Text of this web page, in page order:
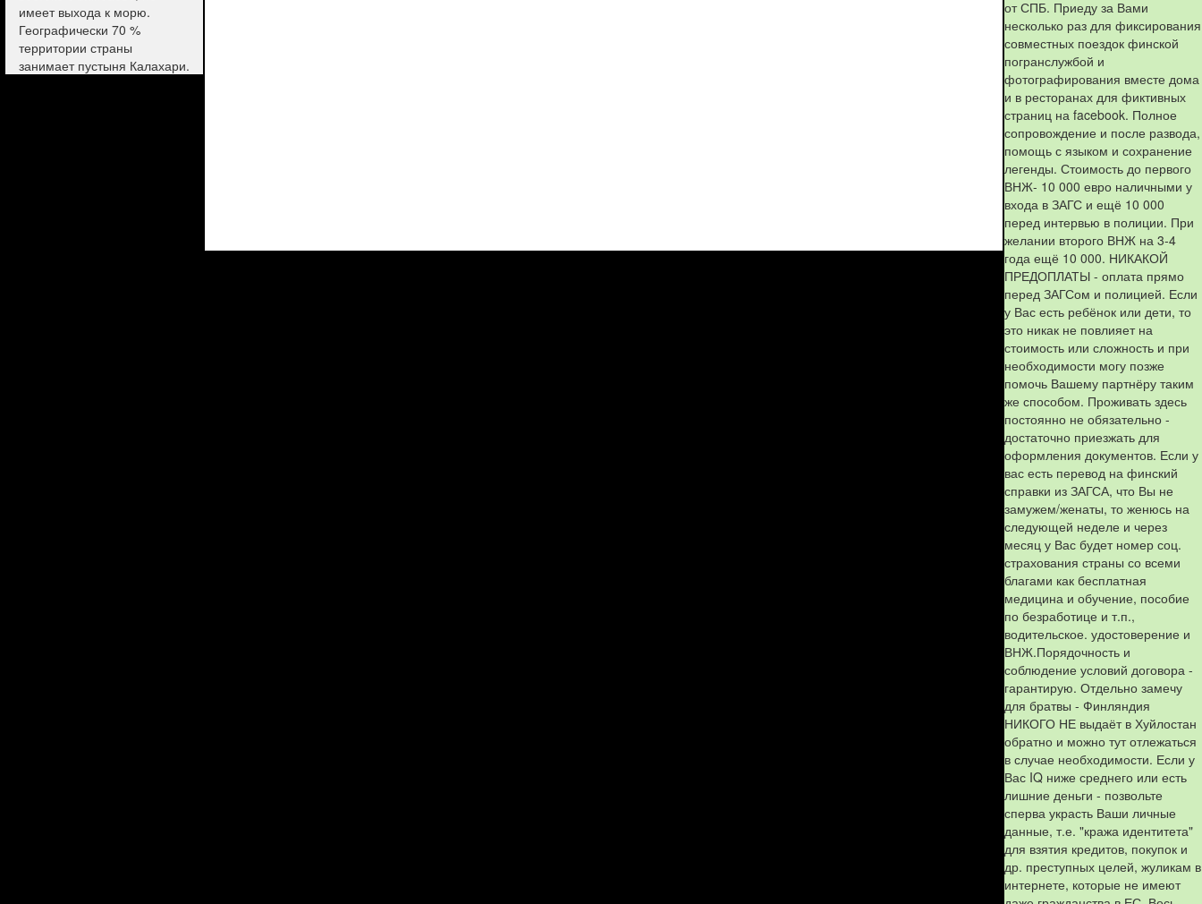
имеет выхода к морю.
Географически 70 %
территории страны
занимает пустыня Калахари.
от СПБ. Приеду за Вами
несколько раз для фиксирования
совместных поездок финской
погранслужбой и
фотографирования вместе дома
и в ресторанах для фиктивных
страниц на facebook. Полное
сопровождение и после развода,
помощь с языком и сохранение
легенды. Стоимость до первого
ВНЖ- 10 000 евро наличными у
входа в ЗАГС и ещё 10 000
перед интервью в полиции. При
желании второго ВНЖ на 3-4
года ещё 10 000. НИКАКОЙ
ПРЕДОПЛАТЫ - оплата прямо
перед ЗАГСом и полицией. Если
у Вас есть ребёнок или дети, то
это никак не повлияет на
стоимость или сложность и при
необходимости могу позже
помочь Вашему партнёру таким
же способом. Проживать здесь
постоянно не обязательно -
достаточно приезжать для
оформления документов. Если у
вас есть перевод на финский
справки из ЗАГСА, что Вы не
замужем/женаты, то женюсь на
следующей неделе и через
месяц у Вас будет номер соц.
страхования страны со всеми
благами как бесплатная
медицина и обучение, пособие
по безработице и т.п.,
водительское. удостоверение и
ВНЖ.Порядочность и
соблюдение условий договора -
гарантирую. Отдельно замечу
для братвы - Финляндия
НИКОГО НЕ выдаёт в Хуйлостан
обратно и можно тут отлежаться
в случае необходимости. Если у
Вас IQ ниже среднего или есть
лишние деньги - позвольте
сперва украсть Ваши личные
данные, т.е. "кража идентитета"
для взятия кредитов, покупок и
др. преступных целей, жуликам в
интернете, которые не имеют